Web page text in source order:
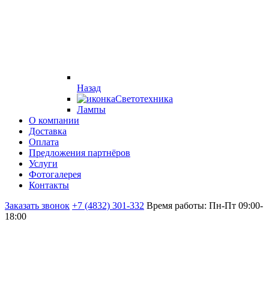
Назад
Светотехника
Лампы
О компании
Доставка
Оплата
Предложения партнёров
Услуги
Фотогалерея
Контакты
Заказать звонок +7 (4832) 301-332 Время работы: Пн-Пт 09:00-
18:00